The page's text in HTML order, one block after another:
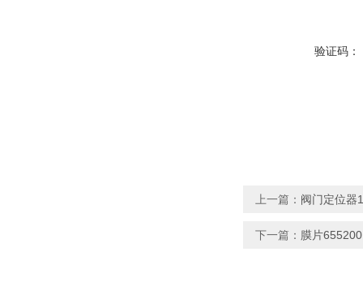
验证码：
上一篇： 阀门定位器
下一篇： 膜片